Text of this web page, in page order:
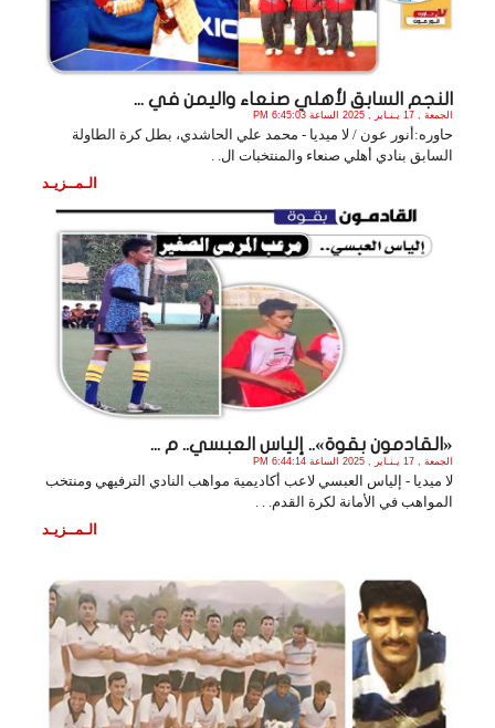
النجم السابق لأهلي صنعاء واليمن في ...
الجمعة , 17 يـنـاير , 2025 الساعة 6:45:03 PM
حاوره:أنور عون / لا ميديا - محمد علي الحاشدي، بطل كرة الطاولة
السابق بنادي أهلي صنعاء والمنتخبات ال. .
الـمــزيـد
«القادمون بقوة».. إلياس العبسي.. م ...
الجمعة , 17 يـنـاير , 2025 الساعة 6:44:14 PM
لا ميديا - إلياس العبسي لاعب أكاديمية مواهب النادي الترفيهي ومنتخب
المواهب في الأمانة لكرة القدم. . .
الـمــزيـد